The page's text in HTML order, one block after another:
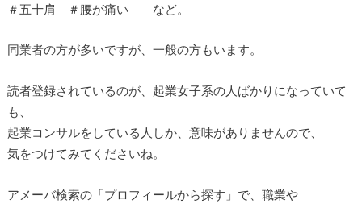
＃五十肩 ＃腰が痛い など。
同業者の方が多いですが、一般の方もいます。
読者登録されているのが、起業女子系の人ばかりになっていて
も、
起業コンサルをしている人しか、意味がありませんので、
気をつけてみてくださいね。
アメーバ検索の「プロフィールから探す」で、職業や